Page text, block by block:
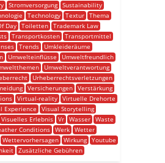
Stromversorgung
Sustainability
Technology Textur Thema
Day Toiletten Trademark Law
Transportkosten Transportmittel
Trends
Umkleideräume
Umwelteinflüsse
Umweltfreundlich
Umweltverantwortung
Urheberrechtsverletzungen
Versicherungen Verstärkung
Virtual-reality
Virtuelle Drehorte
Experience
Visual Storytelling
Visuelles Erlebnis Vr Wasser Waste
Conditions Werk
Wetter
Wettervorhersagen Wirkung Youtube
Zusätzliche Gebühren